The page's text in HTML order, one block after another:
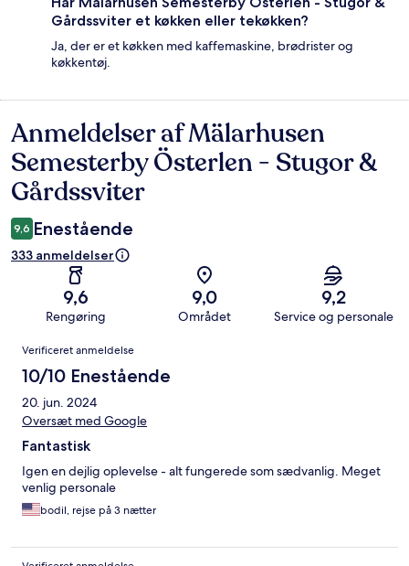
Gårdssviter et køkken eller tekøkken?
Ja, der er et køkken med kaffemaskine, brødrister og
køkkentøj.
Anmeldelser
Anmeldelser af Mälarhusen
Semesterby Österlen - Stugor &
Gårdssviter
9,6 Enestående
333 anmeldelser
9,6
Rengøring
9,0
Området
9,2
Service og personale
Anmeldelser
Verificeret anmeldelse
10/10 Enestående
20. jun. 2024
Oversæt med Google
Fantastisk
Igen en dejlig oplevelse - alt fungerede som sædvanlig. Meget
venlig personale
bodil, rejse på 3 nætter